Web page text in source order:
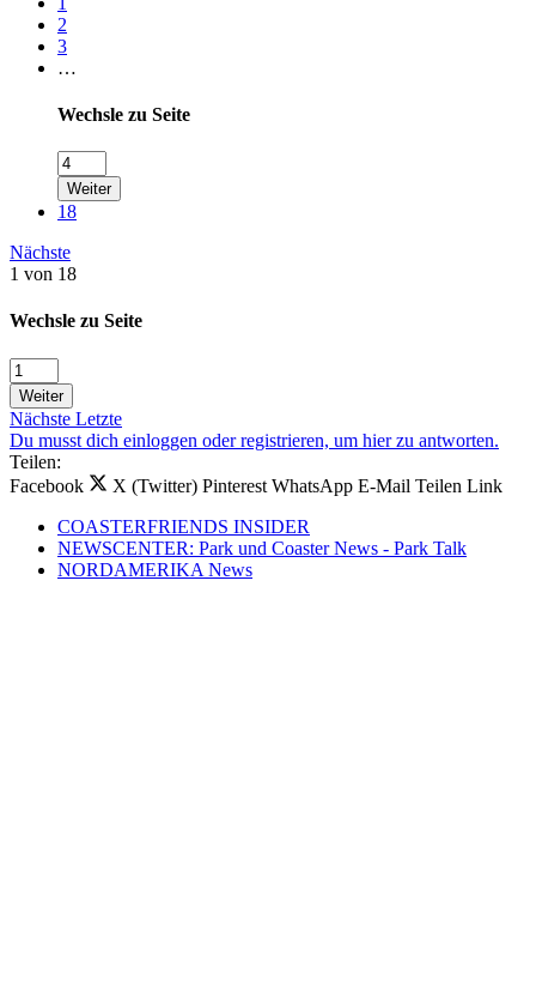
2
3
…
Wechsle zu Seite
Weiter
18
Nächste
1 von 18
Wechsle zu Seite
Weiter
Nächste Letzte
Du musst dich einloggen oder registrieren, um hier zu antworten.
Teilen:
Facebook
X (Twitter) Pinterest WhatsApp E-Mail Teilen Link
COASTERFRIENDS INSIDER
NEWSCENTER: Park und Coaster News - Park Talk
NORDAMERIKA News